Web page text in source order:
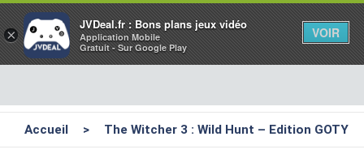
×
JVDeal.fr : Bons plans jeux vidéo
Application Mobile
Gratuit - Sur Google Play
VOIR
Accueil > The Witcher 3 : Wild Hunt – Edition GOTY